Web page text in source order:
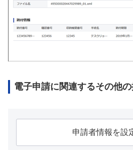
電子申請に関連するその他
申請者情報を設